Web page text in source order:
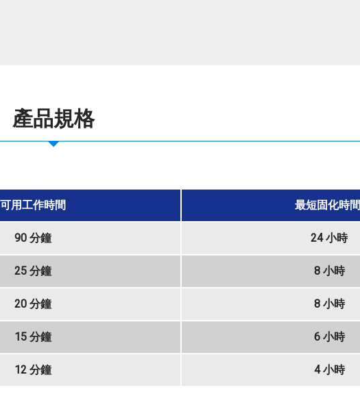
產品規格
可用工作時間 最短固化時間
90 分鐘 24 小時
25 分鐘 8 小時
20 分鐘 8 小時
15 分鐘 6 小時
12 分鐘 4 小時